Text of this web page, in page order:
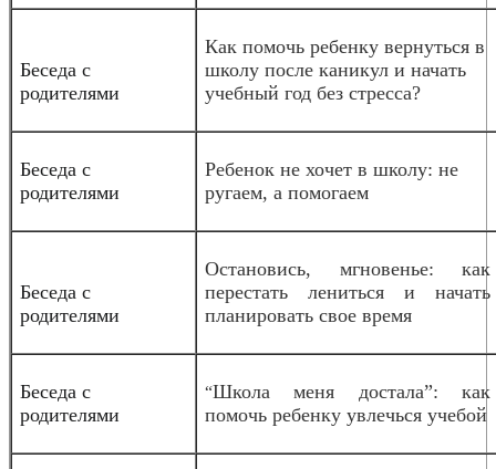
Беседа с
родителями
Как помочь ребенку вернуться в
школу после каникул и начать
учебный год без стресса?
Беседа с
родителями
Ребенок не хочет в школу: не
ругаем, а помогаем
Беседа с
родителями
Остановись, мгновенье: как
перестать лениться и начать
планировать свое время
Беседа с
родителями
“Школа меня достала”: как
помочь ребенку увлечься учебой